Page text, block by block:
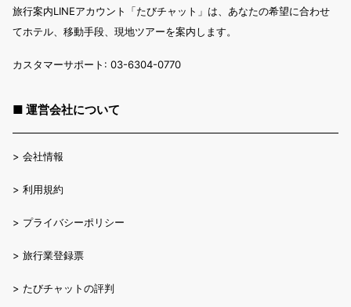
旅行案内LINEアカウント「たびチャット」は、あなたの希望に合わせ
てホテル、移動手段、現地ツアーを案内します。
カスタマーサポート: 03-6304-0770
■ 運営会社について
> 会社情報
> 利用規約
> プライバシーポリシー
> 旅行業登録票
> たびチャットの評判